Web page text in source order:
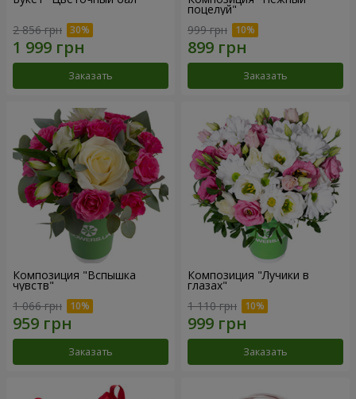
2 856 грн
Заказать
поцелуй"
999 грн
Заказать
Композиция "Вспышка
чувств"
1 066 грн
Заказать
Композиция "Лучики в
глазах"
1 110 грн
Заказать